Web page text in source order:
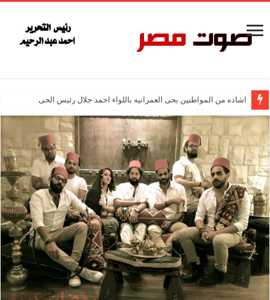
اشاده من المواطنين بحى العمرانيه باللواء احمد جلال رئيس الحى